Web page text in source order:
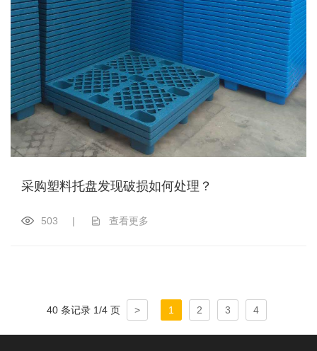
采购塑料托盘发现破损如何处理？
503 | 查看更多
40 条记录 1/4 页 > 1 2 3 4